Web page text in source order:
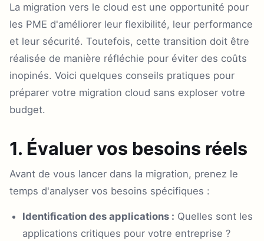
La migration vers le cloud est une opportunité pour
les PME d'améliorer leur flexibilité, leur performance
et leur sécurité. Toutefois, cette transition doit être
réalisée de manière réfléchie pour éviter des coûts
inopinés. Voici quelques conseils pratiques pour
préparer votre migration cloud sans exploser votre
budget.
1. Évaluer vos besoins réels
Avant de vous lancer dans la migration, prenez le
temps d'analyser vos besoins spécifiques :
Identification des applications : Quelles sont les
applications critiques pour votre entreprise ?